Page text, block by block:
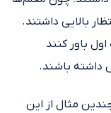
بالایی داشتند.
باور کنند
داشته باشند.
مثال از این